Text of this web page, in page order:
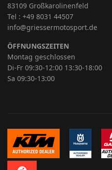
83109 Großkarolinenfeld
Tel : +49 8031 44507
info@griessermotosport.de
ÖFFNUNGSZEITEN
Montag geschlossen
Di-Fr 09:30-12:00 13:30-18:00
Sa 09:30-13:00